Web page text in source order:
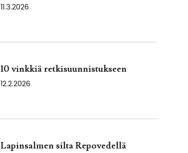
11.3.2026
10 vinkkiä retkisuunnistukseen
12.2.2026
Lapinsalmen silta Repovedellä